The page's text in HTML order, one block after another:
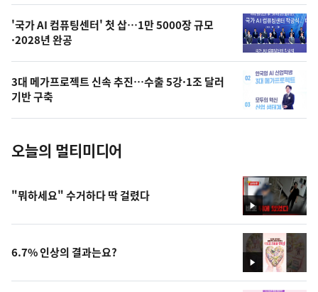
오
의
사
진
'국가 AI 컴퓨팅센터' 첫 삽…1만 5000장 규모
·2028년 완공
3대 메가프로젝트 신속 추진…수출 5강·1조 달러
기반 구축
오늘의 멀티미디어
영
상
"뭐하세요" 수거하다 딱 걸렸다
영
상
6.7% 인상의 결과는요?